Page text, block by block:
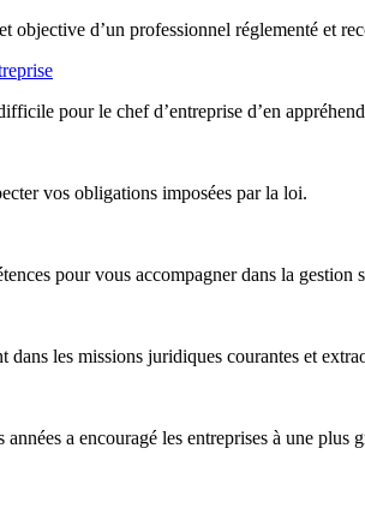
objective d’un professionnel réglementé et
pour le chef d’entreprise d’en
vos obligations imposées par la loi.
pour vous accompagner dans la
les missions juridiques courantes et
a encouragé les entreprises à une